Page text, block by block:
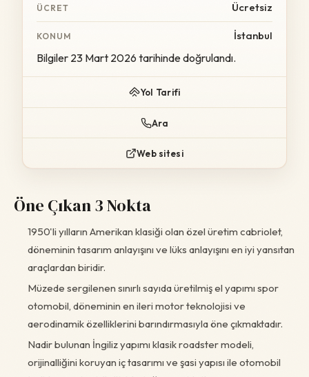
ÜCRET Ücretsiz
KONUM İstanbul
Bilgiler 23 Mart 2026 tarihinde doğrulandı.
Yol Tarifi
Ara
Web sitesi
Öne Çıkan 3 Nokta
1950'li yılların Amerikan klasiği olan özel üretim cabriolet,
döneminin tasarım anlayışını ve lüks anlayışını en iyi yansıtan
araçlardan biridir.
Müzede sergilenen sınırlı sayıda üretilmiş el yapımı spor
otomobil, döneminin en ileri motor teknolojisi ve
aerodinamik özelliklerini barındırmasıyla öne çıkmaktadır.
Nadir bulunan İngiliz yapımı klasik roadster modeli,
orijinalliğini koruyan iç tasarımı ve şasi yapısı ile otomobil